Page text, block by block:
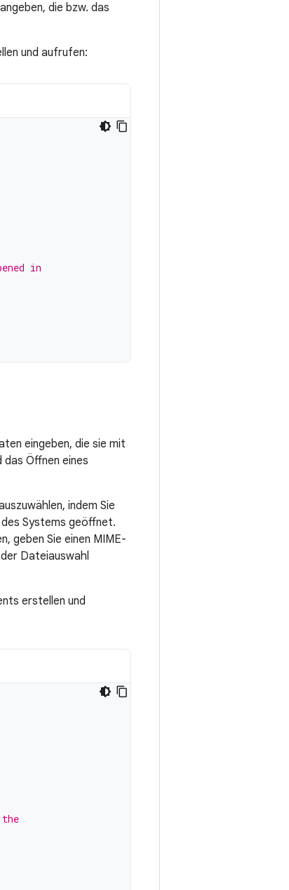
die bzw. das
und aufrufen:
in
eingeben, die sie mit
Öffnen eines
indem Sie
Systems geöffnet.
geben Sie einen MIME-
Dateiauswahl
erstellen und